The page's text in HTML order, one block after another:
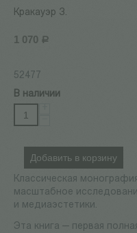
Кракауэр З.
1 070 Р
52477
В наличии
Добавить в корзину
Классическая
масштабное
и медиаэстетики.
Эта книга — первая